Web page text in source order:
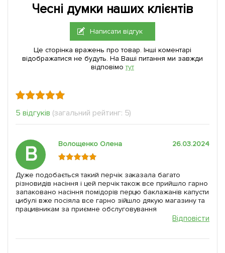
Чесні думки наших клієнтів
Написати відгук
Це сторінка вражень про товар. Інші коментарі
відображатися не будуть. На Ваші питання ми завжди
відповімо тут
5 відгуків (загальний рейтинг: 5)
В Волощенко Олена 26.03.2024
Дуже подобається такий перчік заказала багато
різновидів насіння і цей перчік також все прийшло гарно
запаковано насіння помідорів перцю баклажанів капусти
цибулі вже посіяла все гарно зійшло дякую магазину та
працивникам за приємне обслуговування
Відповісти